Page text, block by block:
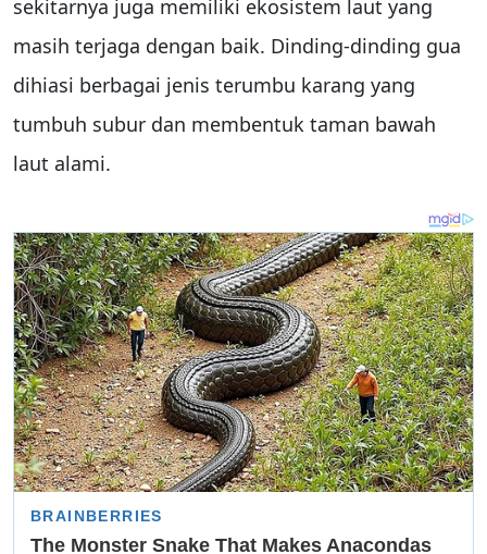
sekitarnya juga memiliki ekosistem laut yang
masih terjaga dengan baik. Dinding-dinding gua
dihiasi berbagai jenis terumbu karang yang
tumbuh subur dan membentuk taman bawah
laut alami.